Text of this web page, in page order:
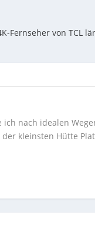
Fernseher von TCL
nach idealen
kleinsten Hütte